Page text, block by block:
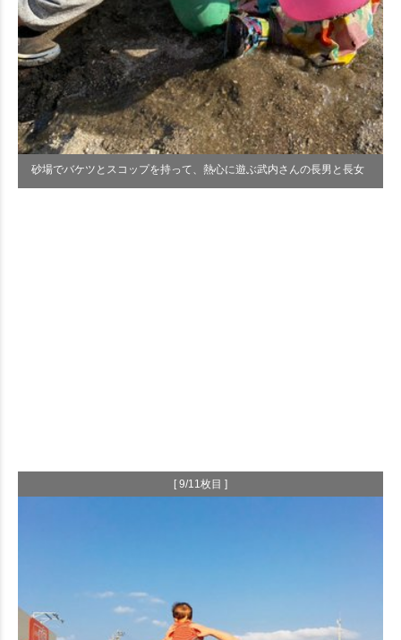
砂場でバケツとスコップを持って、熱心に遊ぶ武内さんの長男と長女
[ 9/11枚目 ]